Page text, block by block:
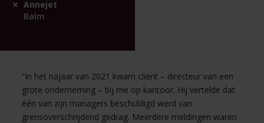
Annejet
Balm
“In het najaar van 2021 kwam cliënt – directeur van een
grote onderneming – bij me op kantoor. Hij vertelde dat
één van zijn managers beschuldigd werd van
grensoverschrijdend gedrag. Meerdere meldingen waren